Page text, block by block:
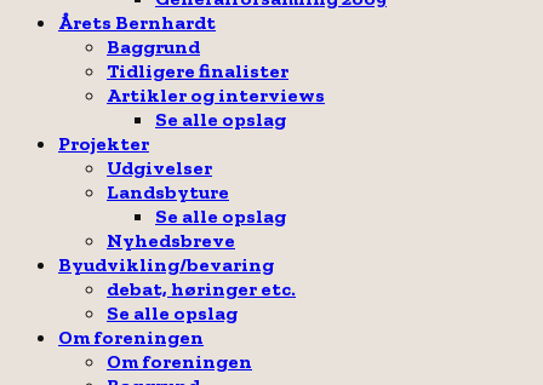
Årets Bernhardt
Baggrund
Tidligere finalister
Artikler og interviews
Se alle opslag
Projekter
Udgivelser
Landsbyture
Se alle opslag
Nyhedsbreve
Byudvikling/bevaring
debat, høringer etc.
Se alle opslag
Om foreningen
Om foreningen